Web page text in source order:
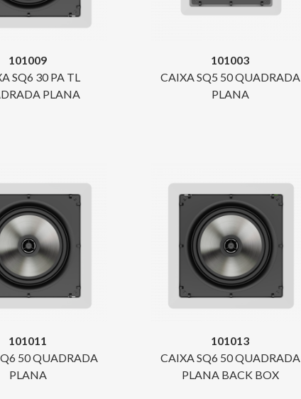
101009
SQ6 30 PA TL
PLANA
101003
CAIXA SQ5 50 QUADRADA
PLANA
101011
50 QUADRADA
PLANA
101013
CAIXA SQ6 50 QUADRADA
PLANA BACK BOX